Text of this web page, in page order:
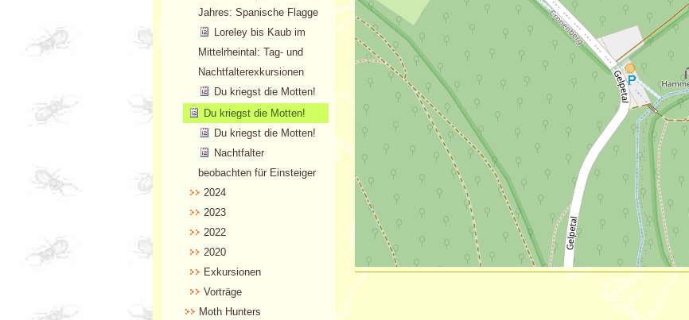
Artikelaktionen
Jahres: Spanische Flagge
Loreley bis Kaub im
Mittelrheintal: Tag- und
Nachtfalterexkursionen
Du kriegst die Motten!
Du kriegst die Motten!
Du kriegst die Motten!
Nachtfalter
beobachten für Einsteiger
2024
2023
2022
2020
Exkursionen
Vorträge
Moth Hunters